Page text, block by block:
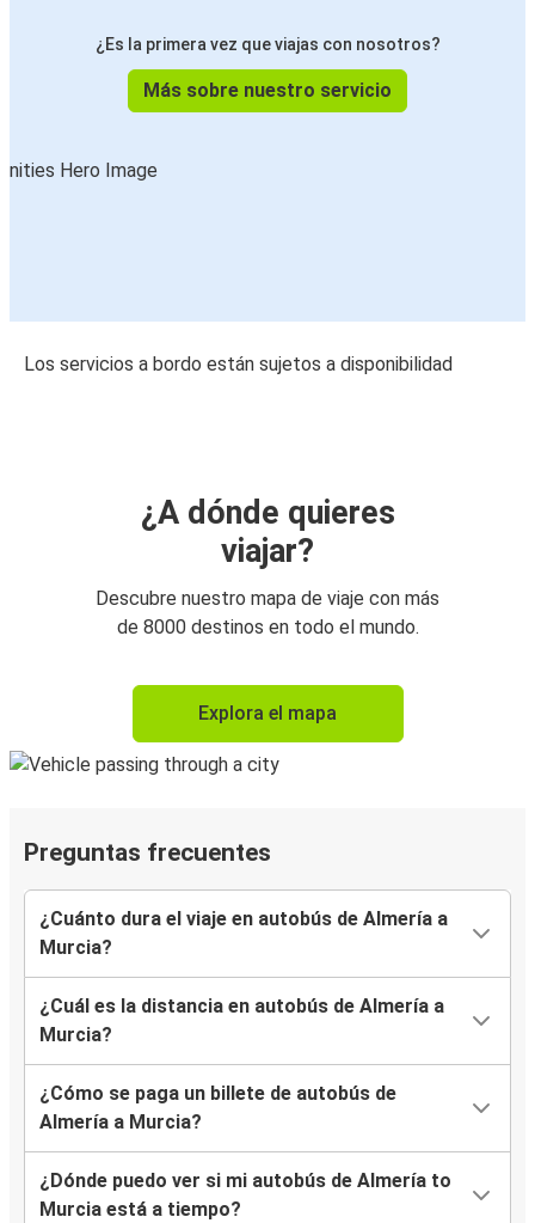
¿Es la primera vez que viajas con nosotros?
Más sobre nuestro servicio
Los servicios a bordo están sujetos a disponibilidad
¿A dónde quieres
viajar?
Descubre nuestro mapa de viaje con más
de 8000 destinos en todo el mundo.
Explora el mapa
Preguntas frecuentes
¿Cuánto dura el viaje en autobús de Almería a
Murcia?
¿Cuál es la distancia en autobús de Almería a
Murcia?
¿Cómo se paga un billete de autobús de
Almería a Murcia?
¿Dónde puedo ver si mi autobús de Almería to
Murcia está a tiempo?